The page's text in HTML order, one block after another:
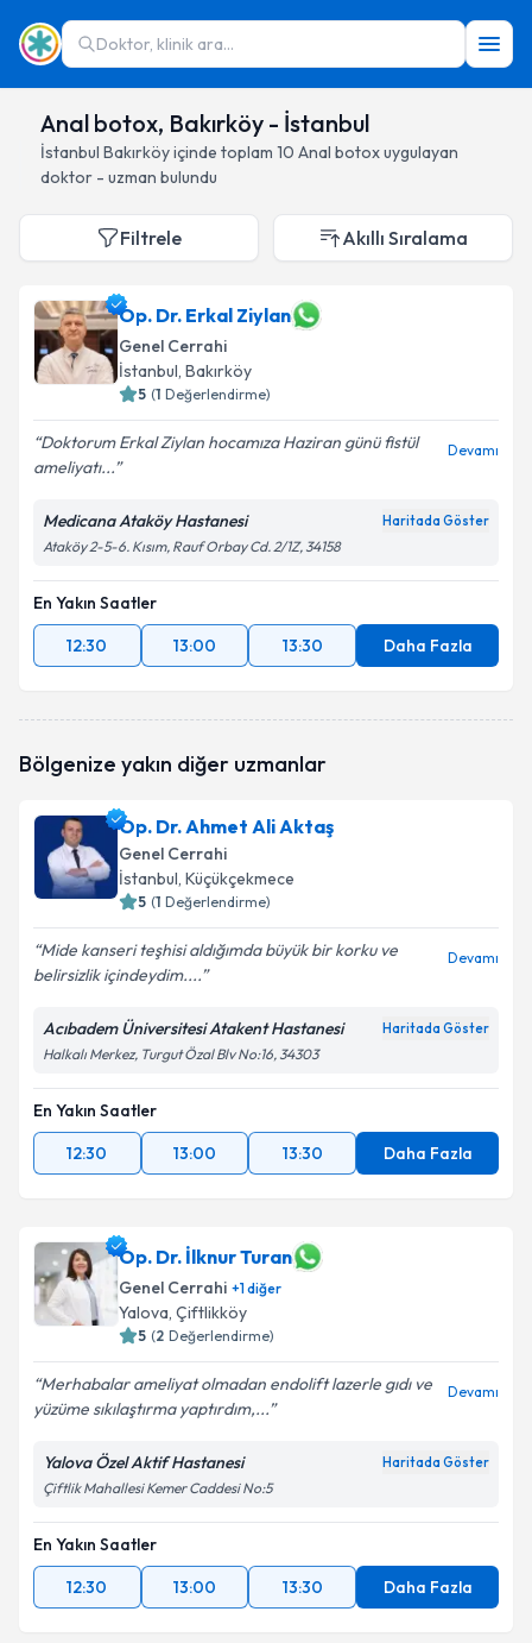
Doktor, klinik ara...
Anal botox, Bakırköy - İstanbul
İstanbul Bakırköyiçinde toplam 10 Anal botoxuygulayan
doktor - uzman bulundu
Filtrele Akıllı Sıralama
Op. Dr. Erkal Ziylan
Genel Cerrahi
İstanbul, Bakırköy
5 (1 Değerlendirme)
Doktorum Erkal Ziylan hocamıza Haziran günü fistül
ameliyatı...
Devamı
Medicana Ataköy Hastanesi Haritada Göster
Ataköy 2-5-6. Kısım, Rauf Orbay Cd. 2/1Z, 34158
En Yakın Saatler
12:30
13:00 13:30 Daha Fazla
Bölgenize yakın diğer uzmanlar
Op. Dr. Ahmet Ali Aktaş
Genel Cerrahi
İstanbul, Küçükçekmece
5 (1 Değerlendirme)
Mide kanseri teşhisi aldığımda büyük bir korku ve
belirsizlik içindeydim....
Devamı
Acıbadem Üniversitesi Atakent Hastanesi Haritada Göster
Halkalı Merkez, Turgut Özal Blv No:16, 34303
En Yakın Saatler
12:30
13:00 13:30 Daha Fazla
Op. Dr. İlknur Turan
Genel Cerrahi +1diğer
Yalova, Çiftlikköy
5 (2 Değerlendirme)
Merhabalar ameliyat olmadan endolift lazerle gıdı ve
yüzüme sıkılaştırma yaptırdım,...
Devamı
Yalova Özel Aktif Hastanesi Haritada Göster
Çiftlik Mahallesi Kemer Caddesi No:5
En Yakın Saatler
12:30
13:00 13:30 Daha Fazla